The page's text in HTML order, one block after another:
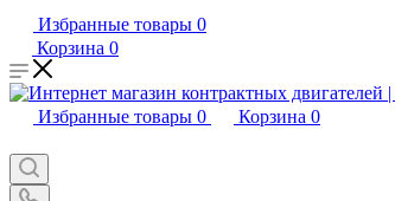
Избранные товары 0
Корзина 0
Избранные товары 0 Корзина 0